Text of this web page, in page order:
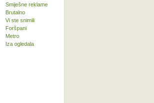
Smiješne reklame
Brutalno
Vi ste snimili
Foršpani
Metro
Iza ogledala